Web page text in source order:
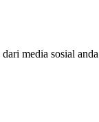
media sosial anda